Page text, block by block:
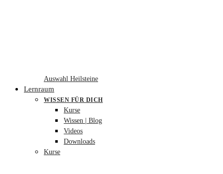
Auswahl Heilsteine
Lernraum
WISSEN FÜR DICH
Kurse
Wissen | Blog
Videos
Downloads
Kurse